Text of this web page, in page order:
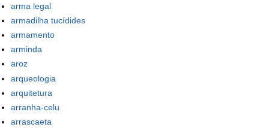
arma legal
armadilha tucídides
armamento
arminda
aroz
arqueologia
arquitetura
arranha-celu
arrascaeta